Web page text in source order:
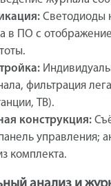
Светодиоды
в ПО с
фильтрация
ТВ).
конструкция:
управления;
комплекта.